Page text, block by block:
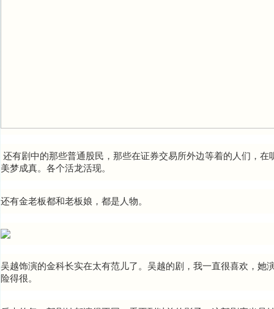
还有剧中的那些普通股民，那些在证券交易所外边等着的人们，
美梦成真。各个活龙活现。
还有金老板都和老板娘，都是人物。
吴越饰演的金科长实在太有范儿了。吴越的剧，我一直很喜欢，她
险得很。